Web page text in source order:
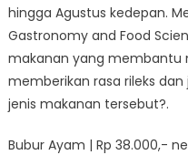
hingga Agustus kedepan.
Gastronomy and Food
makanan yang membantu
memberikan rasa rileks
jenis makanan tersebut?.
Bubur Ayam | Rp 38.000,-